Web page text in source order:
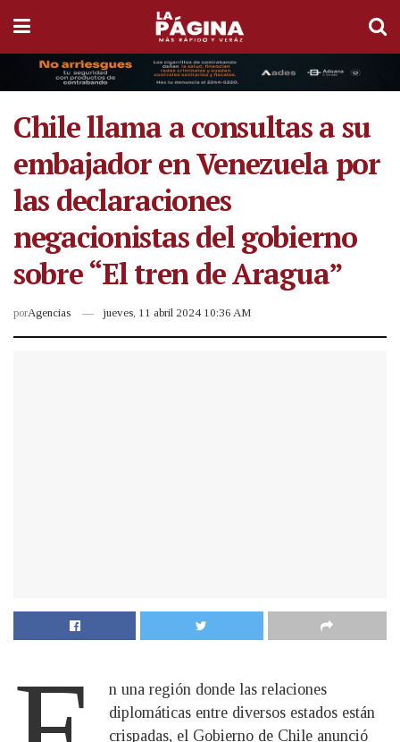
Chile llama a consultas a su
embajador en Venezuela por
las declaraciones
negacionistas del gobierno
sobre “El tren de Aragua”
porAgencias jueves, 11 abril 2024 10:36 AM
n una región donde las relaciones
diplomáticas entre diversos estados están
crispadas, el Gobierno de Chile anunció